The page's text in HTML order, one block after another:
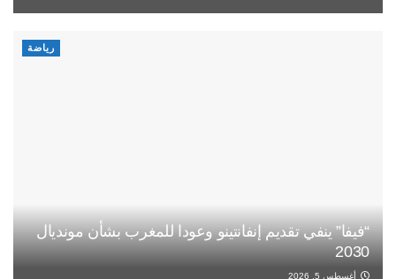
رياضة
“فيفا” ينفي تقديم إنفانتينو وعودا للمغرب بشأن مونديال
2030
أغسطس 5, 2026